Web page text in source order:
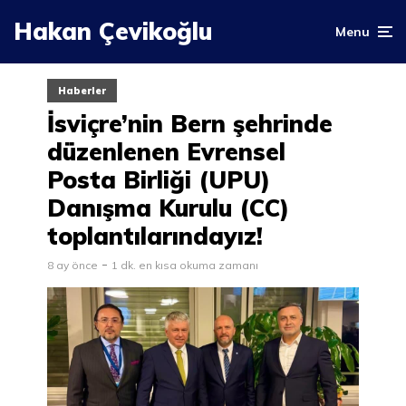
Hakan Çevikoğlu Menu
Haberler
İsviçre’nin Bern şehrinde
düzenlenen Evrensel
Posta Birliği (UPU)
Danışma Kurulu (CC)
toplantılarındayız!
8 ay önce 1 dk. en kısa okuma zamanı